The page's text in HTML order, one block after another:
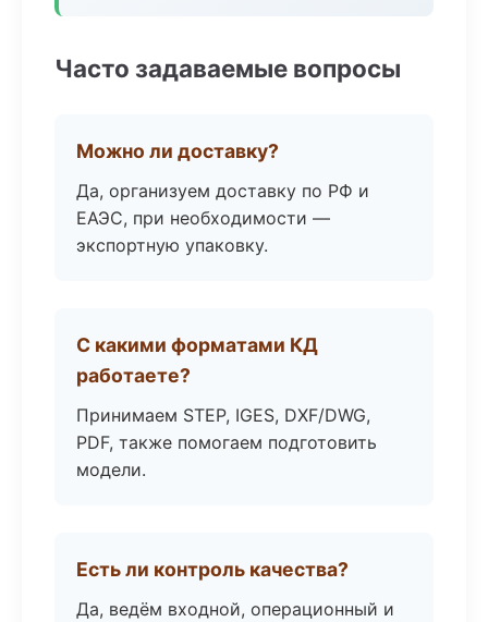
Часто задаваемые вопросы
Можно ли доставку?
Да, организуем доставку по РФ и
ЕАЭС, при необходимости —
экспортную упаковку.
С какими форматами КД
работаете?
Принимаем STEP, IGES, DXF/DWG,
PDF, также помогаем подготовить
модели.
Есть ли контроль качества?
Да, ведём входной, операционный и